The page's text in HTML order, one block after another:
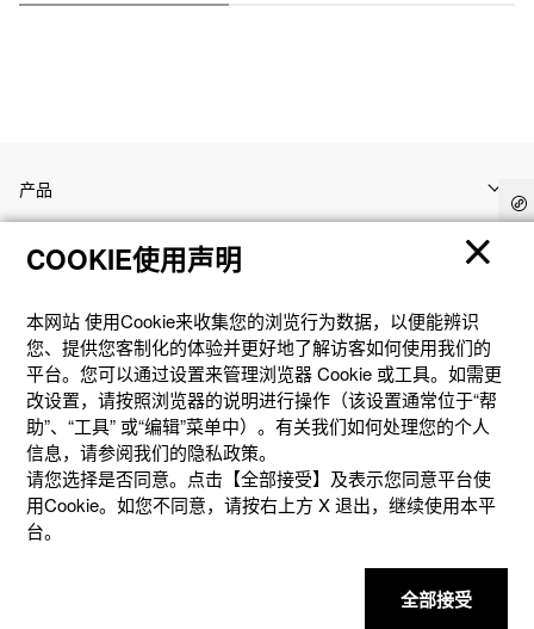
产品
客户支持
资讯
社交媒体
© 2025 卡西欧（中国）贸易有限公司 CASIO(China) Co., Ltd
COOKIE使用声明
本网站 使⽤Cookie来收集您的浏览⾏为数据，以便能辨识
您、提供您客制化的体验并更好地了解访客如何使⽤我们的
平台。您可以通过设置来管理浏览器 Cookie 或⼯具。如需更
改设置，请按照浏览器的说明进⾏操作（该设置通常位于“帮
助”、“⼯具” 或“编辑”菜单中）。有关我们如何处理您的个⼈
信息，请参阅我们的隐私政策。
请您选择是否同意。点击【全部接受】及表示您同意平台使
用Cookie。如您不同意，请按右上⽅ X 退出，继续使⽤本平
台。
全部接受